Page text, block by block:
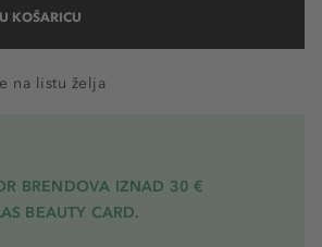
KOŠARICU
na listu želja
BRENDOVA IZNAD 30 €
BEAUTY CARD.